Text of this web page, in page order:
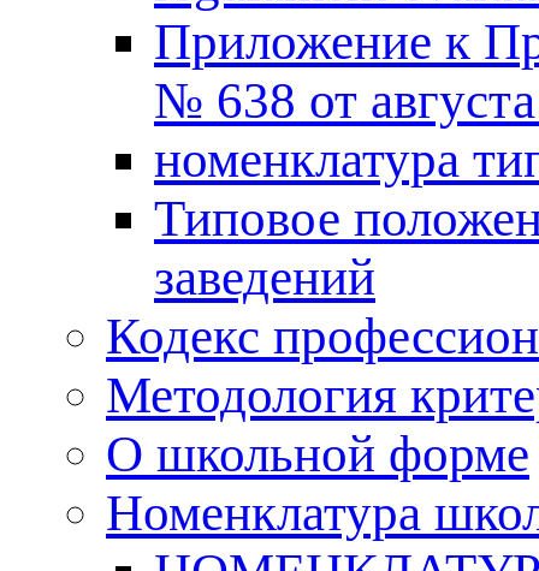
Приложение к
№ 638 от
номенклатура
Типовое
заведений
Кодекс
Методология
О школьной форме
Номенклатура